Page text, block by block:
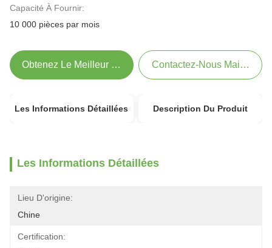
Capacité À Fournir:
10 000 pièces par mois
Obtenez Le Meilleur Prix Contactez-Nous Maintenant
Les Informations Détaillées Description Du Produit
Les Informations Détaillées
Lieu D'origine:
Chine
Certification: